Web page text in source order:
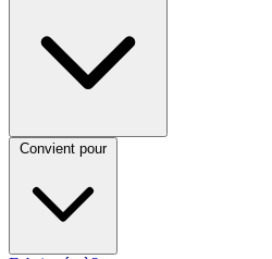
Convient pour